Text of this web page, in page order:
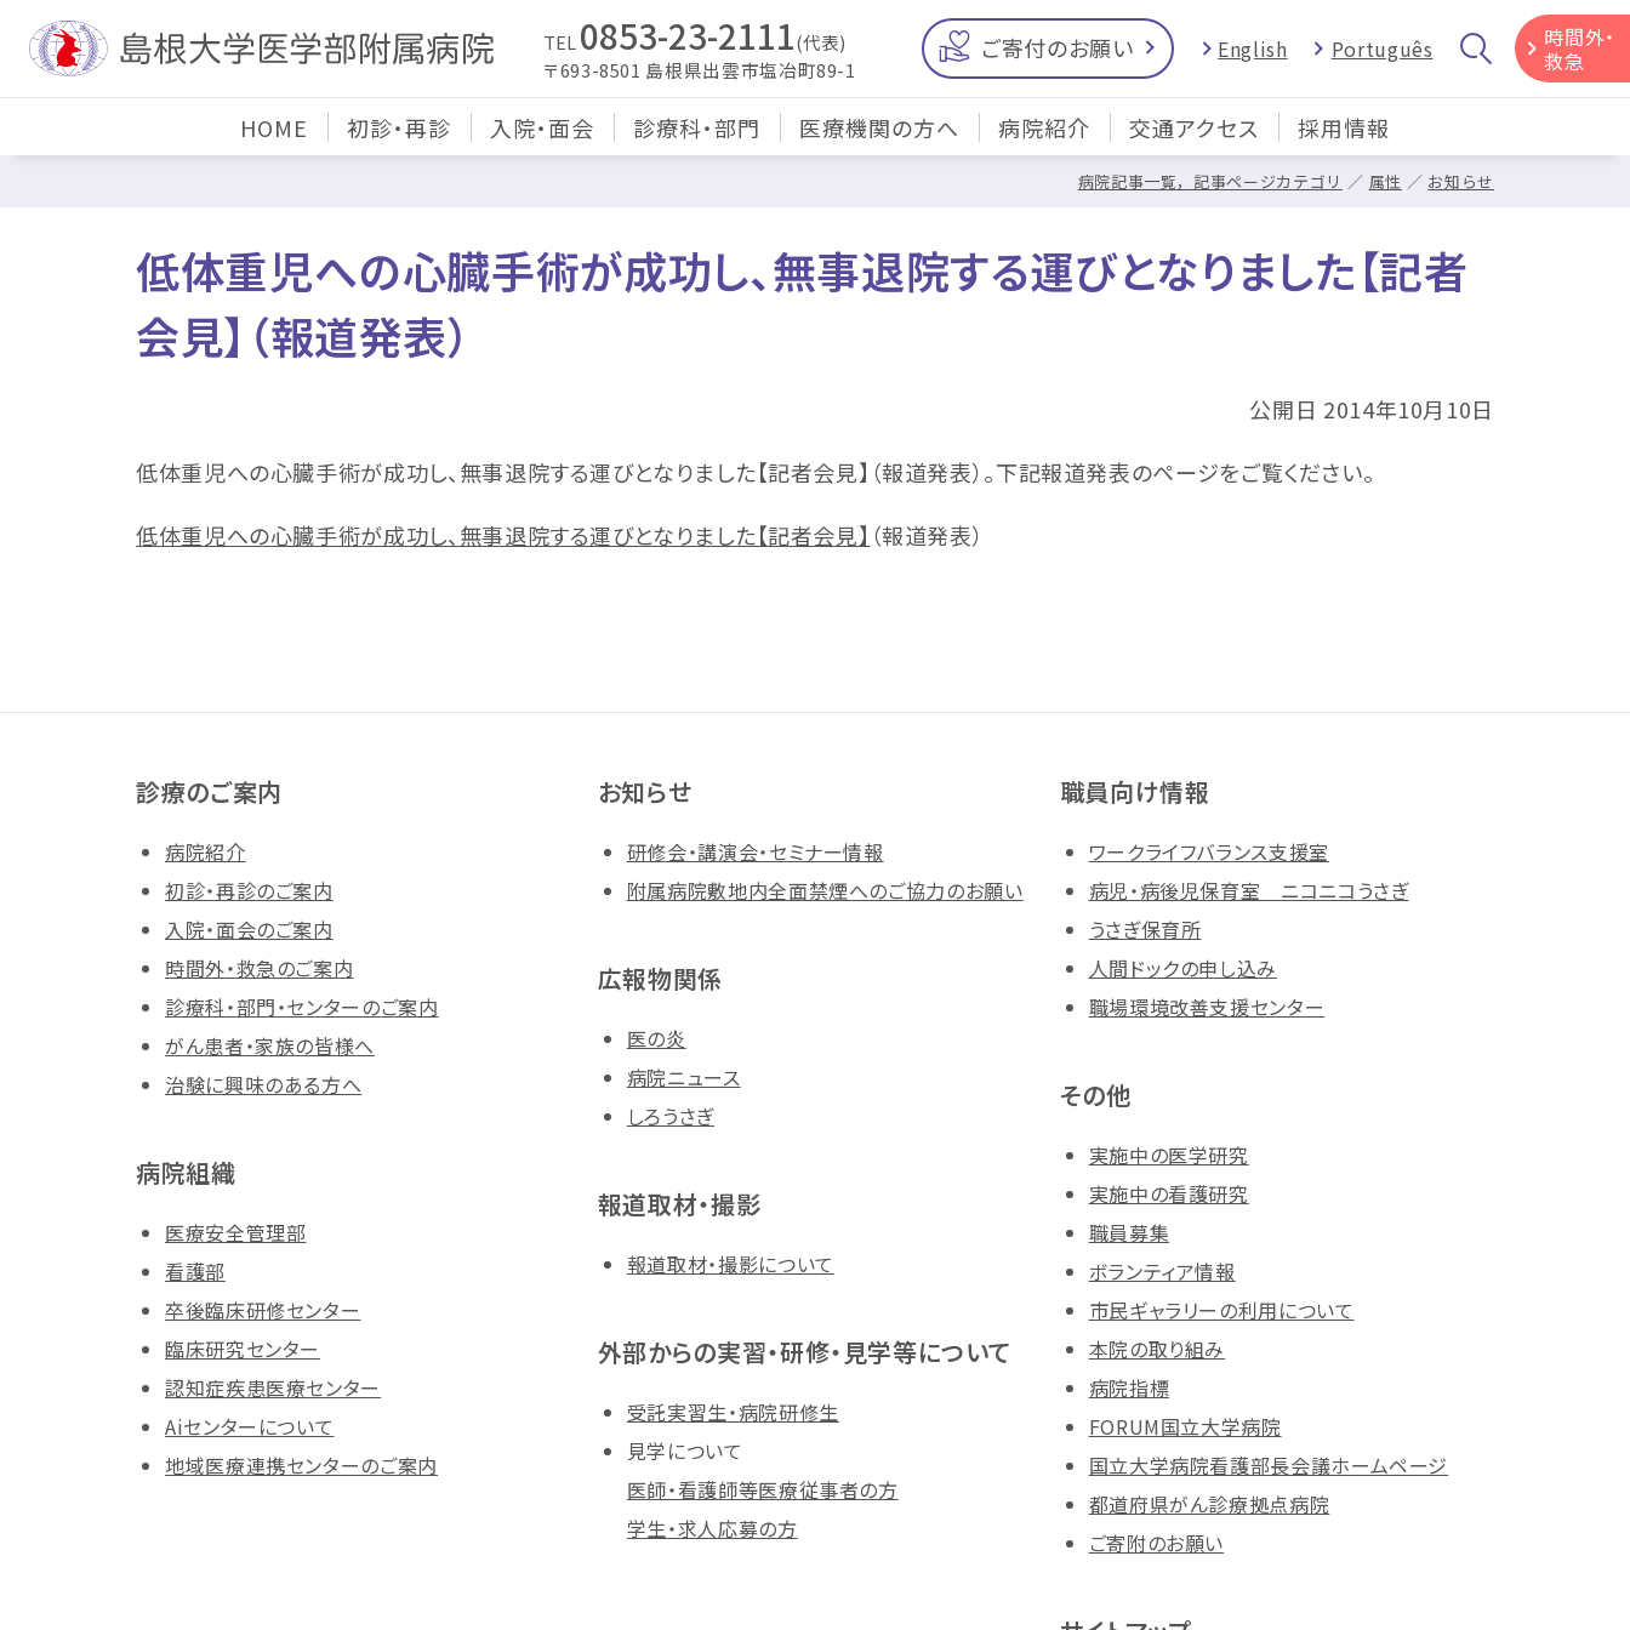
TEL 0853-23-2111(代表)
〒693-8501 島根県出雲市塩冶町89-1
ご寄付のお願い English Português
時間外・
救急
HOME 初診・再診 入院・面会 診療科・部門 医療機関の方へ 病院紹介 交通アクセス 採用情報
病院記事一覧，記事ページカテゴリ 属性 お知らせ
低体重児への心臓手術が成功し、無事退院する運びとなりました【記者
会見】（報道発表）
公開日 2014年10月10日
低体重児への心臓手術が成功し、無事退院する運びとなりました【記者会見】（報道発表）。下記報道発表のページをご覧ください。
低体重児への心臓手術が成功し、無事退院する運びとなりました【記者会見】 （報道発表）
診療のご案内
病院紹介
初診・再診のご案内
入院・面会のご案内
時間外・救急のご案内
診療科・部門・センターのご案内
がん患者・家族の皆様へ
治験に興味のある方へ
病院組織
医療安全管理部
看護部
卒後臨床研修センター
臨床研究センター
認知症疾患医療センター
Aiセンターについて
地域医療連携センターのご案内
お知らせ
研修会・講演会・セミナー情報
附属病院敷地内全面禁煙へのご協力のお願い
広報物関係
医の炎
病院ニュース
しろうさぎ
報道取材・撮影
報道取材・撮影について
外部からの実習・研修・見学等について
受託実習生・病院研修生
見学について
医師・看護師等医療従事者の方
学生・求人応募の方
職員向け情報
ワークライフバランス支援室
病児・病後児保育室 ニコニコうさぎ
うさぎ保育所
人間ドックの申し込み
職場環境改善支援センター
その他
実施中の医学研究
実施中の看護研究
職員募集
ボランティア情報
市民ギャラリーの利用について
本院の取り組み
病院指標
FORUM国立大学病院
国立大学病院看護部長会議ホームページ
都道府県がん診療拠点病院
ご寄附のお願い